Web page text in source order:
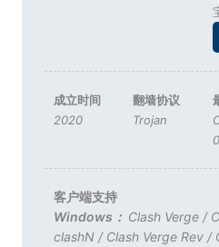
成立时间
2020
翻墙协议
Trojan
客户端支持
Windows： Clash Verge/
clashN/ Clash Verge Rev/